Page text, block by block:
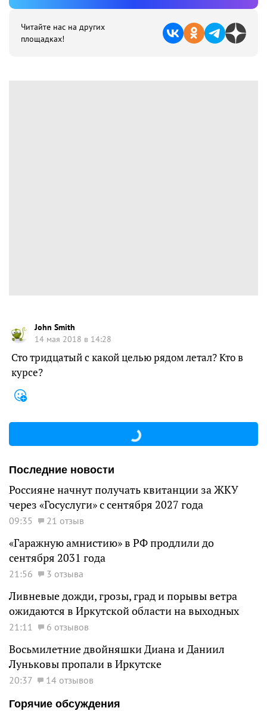
Читайте нас на других
площадках!
John Smith
14 мая 2018 в 14:28
Сто тридцатый с какой целью рядом летал? Кто в
курсе?
Последние новости
Россияне начнут получать квитанции за ЖКУ
через «Госуслуги» с сентября 2027 года
09:35 21 отзыв
«Гаражную амнистию» в РФ продлили до
сентября 2031 года
21:56 3 отзыва
Ливневые дожди, грозы, град и порывы ветра
ожидаются в Иркутской области на выходных
21:11 6 отзывов
Восьмилетние двойняшки Диана и Даниил
Луньковы пропали в Иркутске
20:37
14 отзывов
Горячие обсуждения